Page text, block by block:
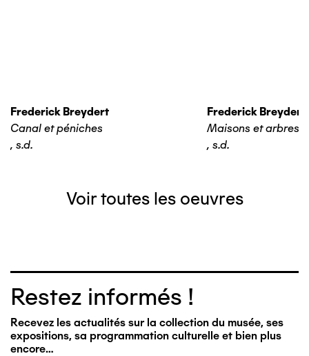
Frederick Breydert
Canal et péniches
, s.d.
Frederick Breydert
Maisons et arbres
, s.d.
Voir toutes les oeuvres
Restez informés !
Recevez les actualités sur la collection du musée, ses
expositions, sa programmation culturelle et bien plus
encore…